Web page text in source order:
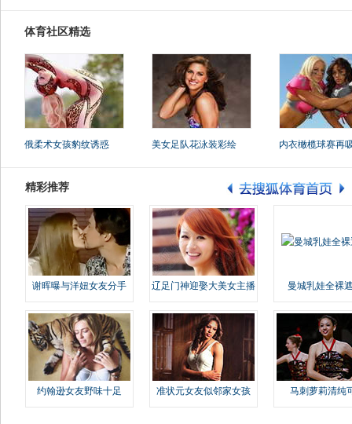
体育社区精选
俄柔术女孩豹纹诱惑 美女足队花泳装彩绘 内衣橄榄球赛再
精彩推荐
谢晖曝与洋妞女友分手 辽足门神迎娶大美女主播 曼城乳娃全裸
约翰逊女友野味十足 准状元女友似邻家女孩 马刺萝莉清纯